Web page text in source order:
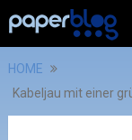
HOME
Kabeljau mit einer